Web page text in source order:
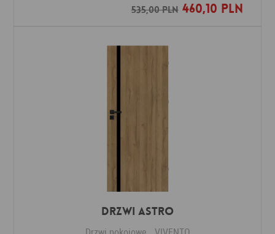
535,00 PLN460,10 PLN
Dodaj do ulubionych
Drzwi ASTRO